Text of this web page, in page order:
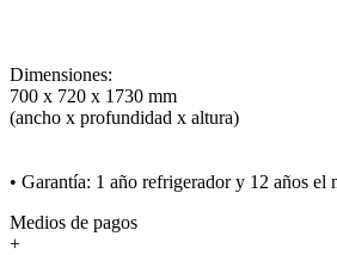
Dimensiones:
700 x 720 x 1730 mm
(ancho x profundidad x altura)
• Garantía: 1 año refrigerador y 12 años el
Medios de pagos
+